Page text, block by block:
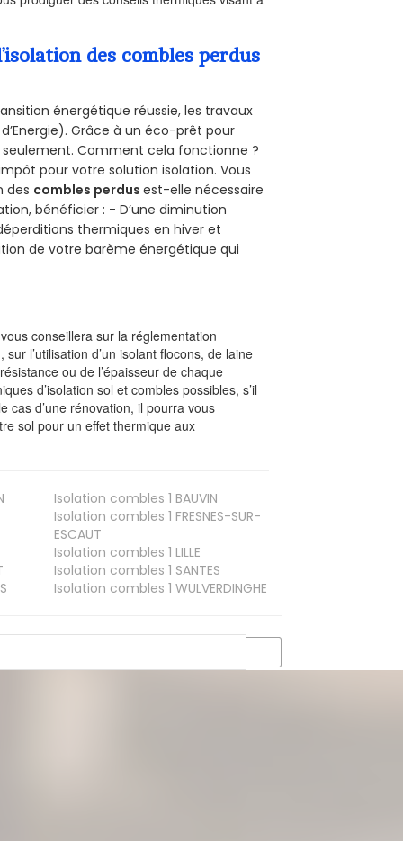
des combles perdus
énergétique réussie, les travaux
Grâce à un éco-prêt pour
seulement. Comment cela fonctionne ?
pour votre solution isolation. Vous
des combles perdusest-elle nécessaire
bénéficier : - D’une diminution
thermiques en hiver et
de votre barème énergétique qui
conseillera sur la réglementation
sur l’utilisation d’un isolant flocons, de laine
ou de l’épaisseur de chaque
d’isolation sol et combles possibles, s’il
cas d’une rénovation, il pourra vous
sol pour un effet thermique aux
Isolation combles 1 BAUVIN
Isolation combles 1 FRESNES-SUR-
ESCAUT
Isolation combles 1 LILLE
Isolation combles 1 SANTES
Isolation combles 1 WULVERDINGHE